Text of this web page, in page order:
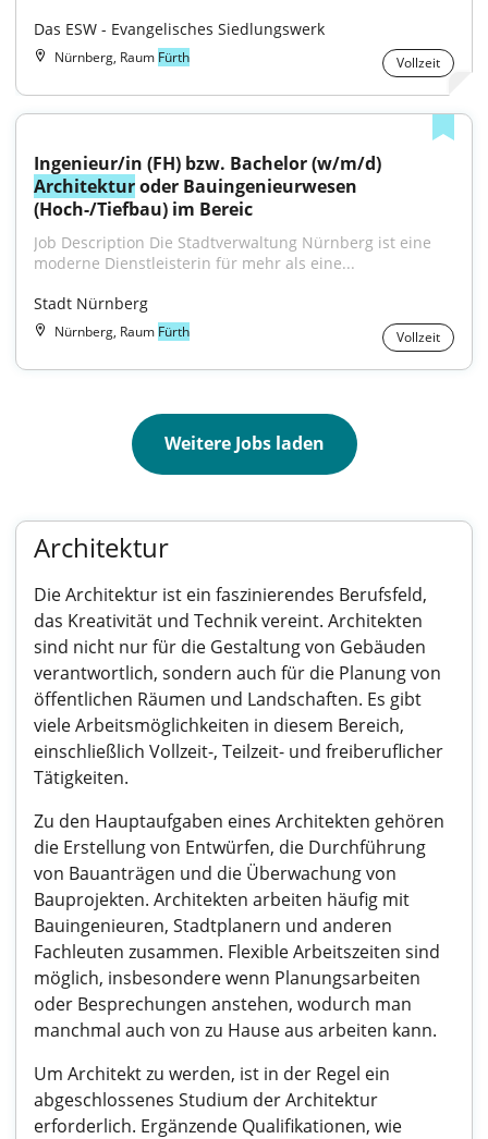
Das ESW - Evangelisches Siedlungswerk
Nürnberg, Raum Fürth Vollzeit
Architektur oder Bauingenieurwesen
(Hoch-/Tiefbau) im Bereic
Job Description Die Stadtverwaltung Nürnberg ist eine
moderne Dienstleisterin für mehr als eine...
Stadt Nürnberg
Nürnberg, Raum Fürth Vollzeit
Weitere Jobs laden
Architektur
Die Architektur ist ein faszinierendes Berufsfeld,
das Kreativität und Technik vereint. Architekten
sind nicht nur für die Gestaltung von Gebäuden
verantwortlich, sondern auch für die Planung von
öffentlichen Räumen und Landschaften. Es gibt
viele Arbeitsmöglichkeiten in diesem Bereich,
einschließlich Vollzeit-, Teilzeit- und freiberuflicher
Tätigkeiten.
Zu den Hauptaufgaben eines Architekten gehören
die Erstellung von Entwürfen, die Durchführung
von Bauanträgen und die Überwachung von
Bauprojekten. Architekten arbeiten häufig mit
Bauingenieuren, Stadtplanern und anderen
Fachleuten zusammen. Flexible Arbeitszeiten sind
möglich, insbesondere wenn Planungsarbeiten
oder Besprechungen anstehen, wodurch man
manchmal auch von zu Hause aus arbeiten kann.
Um Architekt zu werden, ist in der Regel ein
abgeschlossenes Studium der Architektur
erforderlich. Ergänzende Qualifikationen, wie